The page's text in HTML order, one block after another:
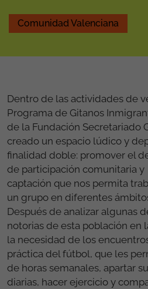
Comunidad Valenciana
Dentro de las actividades de
Programa de Gitanos
de la Fundación Secretariado
creado un espacio lúdico y
finalidad doble: promover el
de participación comunitaria
captación que nos permita
un grupo en diferentes
Después de analizar algunas
notorias de esta población en
la necesidad de los
práctica del fútbol, que les
de horas semanales, apartar
diarias, hacer ejercicio y